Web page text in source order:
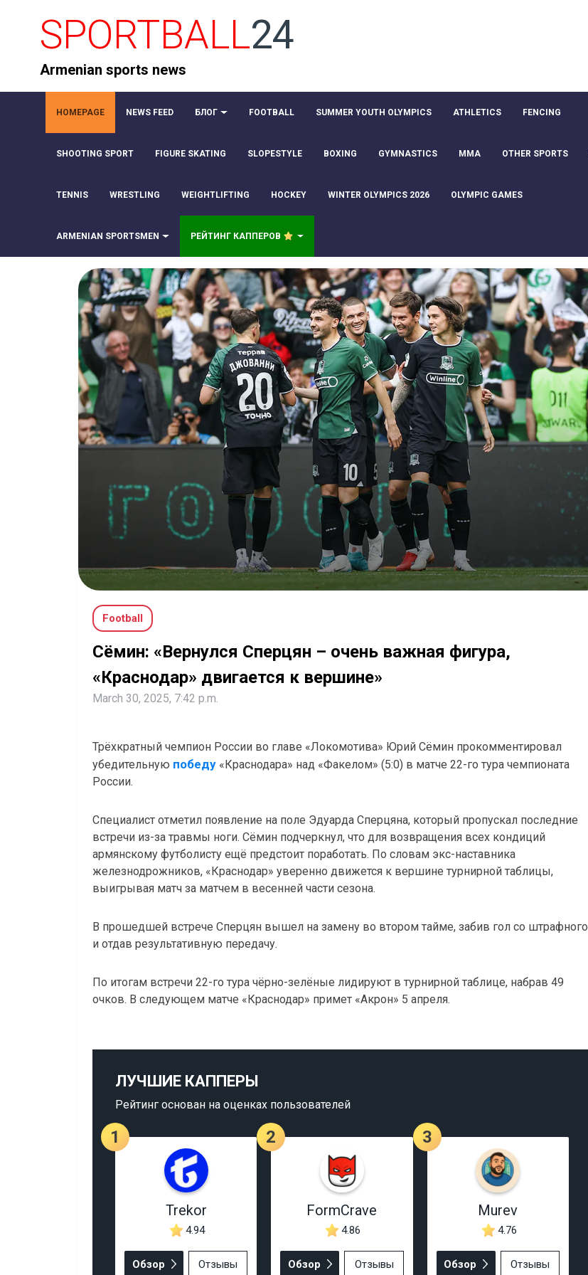
SPORTBALL24
Armenian sports news
HOMEPAGE NEWS FEED БЛОГ FOOTBALL SUMMER YOUTH OLYMPICS ATHLETICS FENCING
SHOOTING SPORT FIGURE SKATING SLOPESTYLE BOXING GYMNASTICS MMA OTHER SPORTS
TENNIS WRESTLING WEIGHTLIFTING HOCKEY WINTER OLYMPICS 2026 OLYMPIC GAMES
ARMENIAN SPORTSMEN РЕЙТИНГ КАППЕРОВ
Football
Сёмин: «Вернулся Сперцян – очень важная фигура,
«Краснодар» двигается к вершине»
March 30, 2025, 7:42 p.m.
Трёхкратный чемпион России во главе «Локомотива» Юрий Сёмин прокомментировал
убедительную победу «Краснодара» над «Факелом» (5:0) в матче 22-го тура чемпионата
России.
Специалист отметил появление на поле Эдуарда Сперцяна, который пропускал последние
встречи из-за травмы ноги. Сёмин подчеркнул, что для возвращения всех кондиций
армянскому футболисту ещё предстоит поработать. По словам экс-наставника
железнодрожников, «Краснодар» уверенно движется к вершине турнирной таблицы,
выигрывая матч за матчем в весенней части сезона.
В прошедшей встрече Сперцян вышел на замену во втором тайме, забив гол со штрафного
и отдав результативную передачу.
По итогам встречи 22-го тура чёрно-зелёные лидируют в турнирной таблице, набрав 49
очков. В следующем матче «Краснодар» примет «Акрон» 5 апреля.
ЛУЧШИЕ КАППЕРЫ
Рейтинг основан на оценках пользователей
1
Trekor
4.94
Обзор Отзывы
2
FormCrave
4.86
Обзор Отзывы
3
Murev
4.76
Обзор Отзывы